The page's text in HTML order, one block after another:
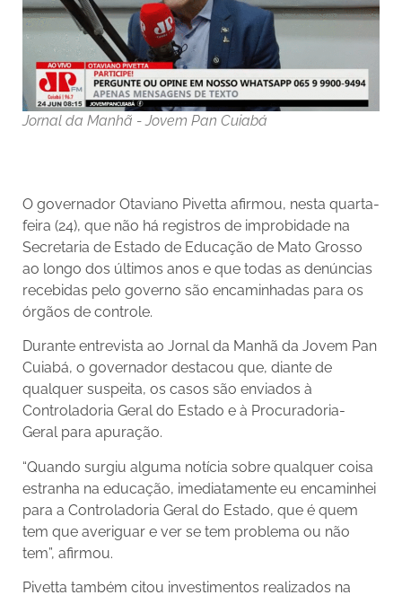
Jornal da Manhã - Jovem Pan Cuiabá
O governador Otaviano Pivetta afirmou, nesta quarta-
feira (24), que não há registros de improbidade na
Secretaria de Estado de Educação de Mato Grosso
ao longo dos últimos anos e que todas as denúncias
recebidas pelo governo são encaminhadas para os
órgãos de controle.
Durante entrevista ao Jornal da Manhã da Jovem Pan
Cuiabá, o governador destacou que, diante de
qualquer suspeita, os casos são enviados à
Controladoria Geral do Estado e à Procuradoria-
Geral para apuração.
“Quando surgiu alguma notícia sobre qualquer coisa
estranha na educação, imediatamente eu encaminhei
para a Controladoria Geral do Estado, que é quem
tem que averiguar e ver se tem problema ou não
tem”, afirmou.
Pivetta também citou investimentos realizados na